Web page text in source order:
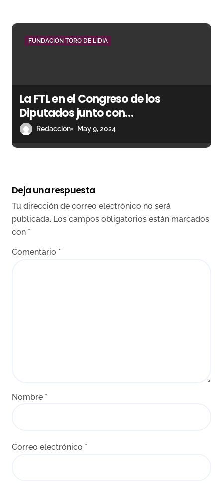
FUNDACIÓN TORO DE LIDIA
La FTL en el Congreso de los
Diputados junto con
representantes de la tauromaquia
Redacción May 9, 2024
Deja una respuesta
Tu dirección de correo electrónico no será
publicada. Los campos obligatorios están marcados
con *
Comentario *
Nombre *
Correo electrónico *